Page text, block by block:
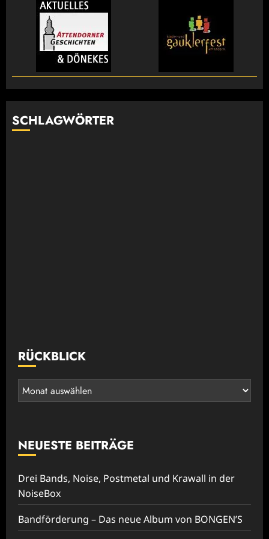
SCHLAGWÖRTER
RÜCKBLICK
Rückblick
NEUESTE BEITRÄGE
Drei Bands, Noise, Postmetal und Krawall in der
NoiseBox
Bandförderung – Das neue Album von BONGEN’S